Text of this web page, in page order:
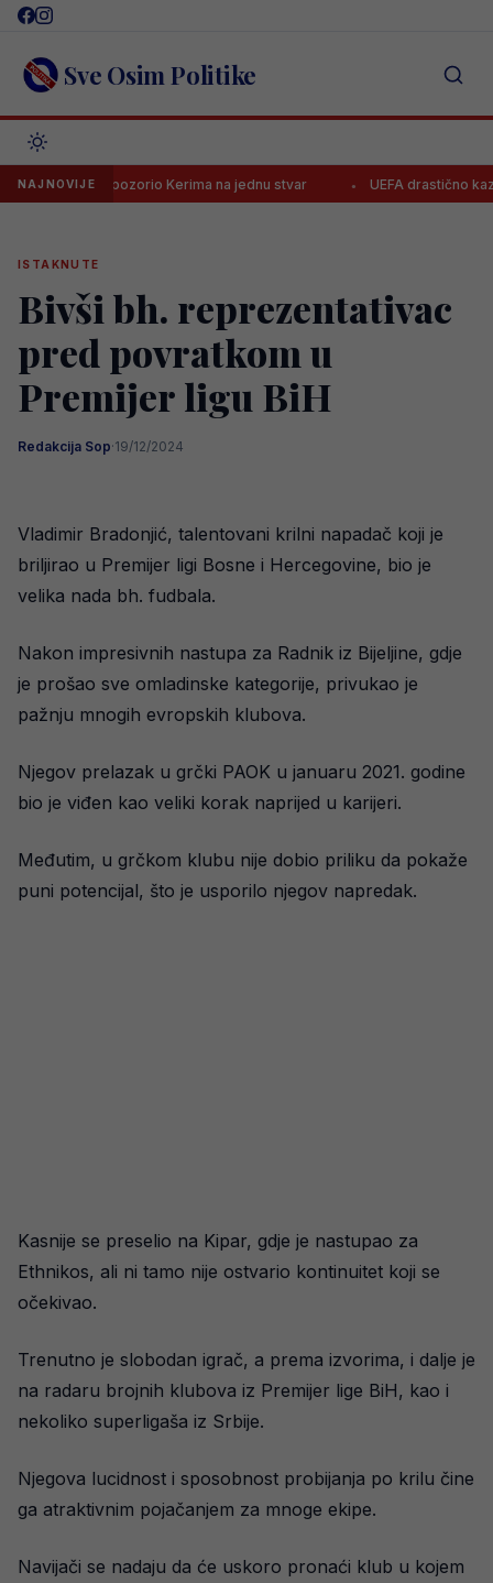
Skip
content Sve Osim Politike
NAJNOVIJE
upozorio Kerima na jednu stvar UEFA drastično kaznila
ISTAKNUTE
Bivši bh. reprezentativac
pred povratkom u
Premijer ligu BiH
Redakcija Sop·19/12/2024
Vladimir Bradonjić, talentovani krilni napadač koji je
briljirao u Premijer ligi Bosne i Hercegovine, bio je
velika nada bh. fudbala.
Nakon impresivnih nastupa za Radnik iz Bijeljine, gdje
je prošao sve omladinske kategorije, privukao je
pažnju mnogih evropskih klubova.
Njegov prelazak u grčki PAOK u januaru 2021. godine
bio je viđen kao veliki korak naprijed u karijeri.
Međutim, u grčkom klubu nije dobio priliku da pokaže
puni potencijal, što je usporilo njegov napredak.
Kasnije se preselio na Kipar, gdje je nastupao za
Ethnikos, ali ni tamo nije ostvario kontinuitet koji se
očekivao.
Trenutno je slobodan igrač, a prema izvorima, i dalje je
na radaru brojnih klubova iz Premijer lige BiH, kao i
nekoliko superligaša iz Srbije.
Njegova lucidnost i sposobnost probijanja po krilu čine
ga atraktivnim pojačanjem za mnoge ekipe.
Navijači se nadaju da će uskoro pronaći klub u kojem